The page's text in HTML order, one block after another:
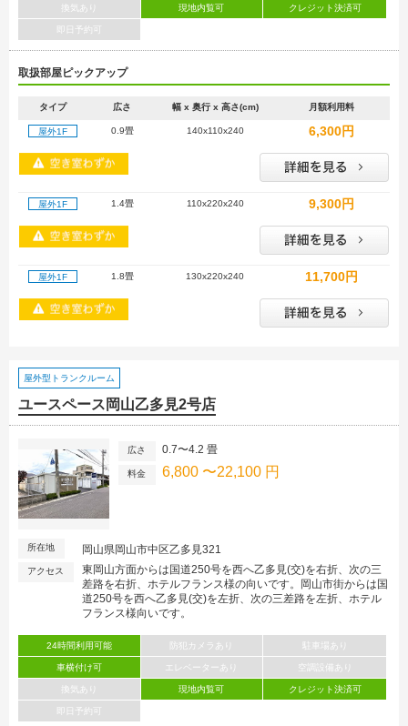
換気あり 現地内覧可 クレジット決済可
即日予約可
取扱部屋ピックアップ
タイプ 広さ 幅 x 奥行 x 高さ(cm) 月額利用料
屋外1F 0.9畳 140x110x240 6,300円
屋外1F 1.4畳 110x220x240 9,300円
屋外1F 1.8畳 130x220x240 11,700円
屋外型トランクルーム
ユースペース岡山乙多見2号店
広さ 0.7〜4.2 畳
料金 6,800 〜22,100 円
所在地 岡山県岡山市中区乙多見321
アクセス
東岡山方面からは国道250号を西へ乙多見(交)を右折、次の三
差路を右折、ホテルフランス様の向いです。岡山市街からは国
道250号を西へ乙多見(交)を左折、次の三差路を左折、ホテル
フランス様向いです。
24時間利用可能 防犯カメラあり 駐車場あり
車横付け可 エレベーターあり 空調設備あり
換気あり 現地内覧可 クレジット決済可
即日予約可